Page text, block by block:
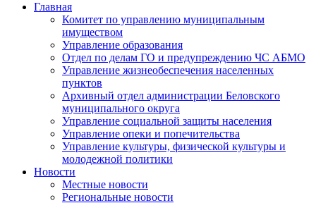
Главная
Комитет по управлению муниципальным
имуществом
Управление образования
Отдел по делам ГО и предупреждению ЧС АБМО
Управление жизнеобеспечения населенных
пунктов
Архивный отдел администрации Беловского
муниципального округа
Управление социальной защиты населения
Управление опеки и попечительства
Управление культуры, физической культуры и
молодежной политики
Новости
Местные новости
Региональные новости